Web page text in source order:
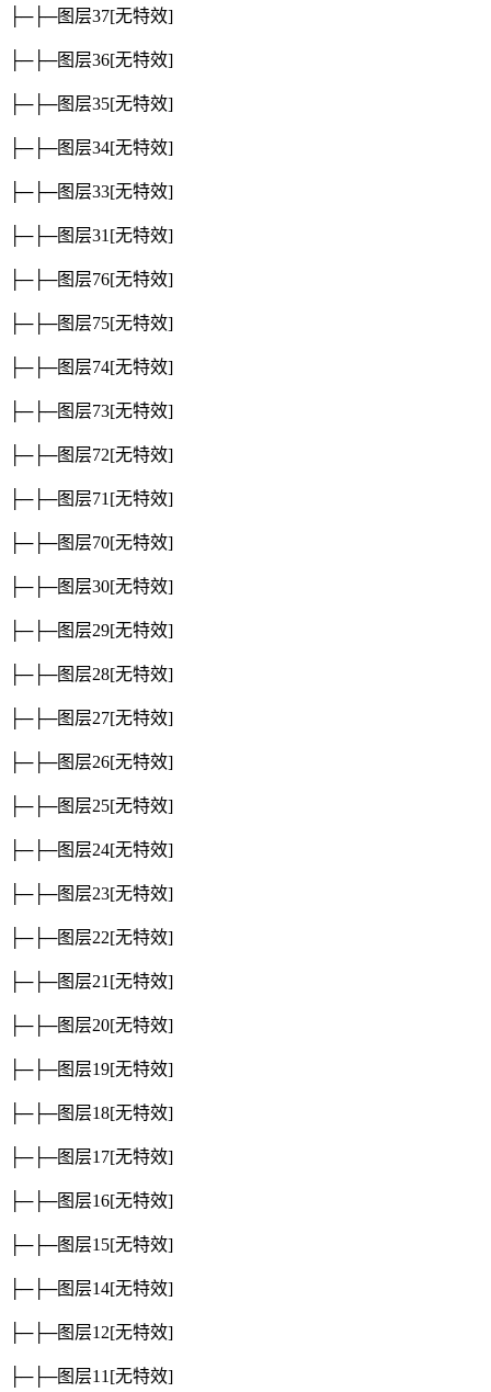
├─├─图层37[无特效]
├─├─图层36[无特效]
├─├─图层35[无特效]
├─├─图层34[无特效]
├─├─图层33[无特效]
├─├─图层31 [无特效]
├─├─图层76[无特效]
├─├─图层75[无特效]
├─├─图层74[无特效]
├─├─图层73[无特效]
├─├─图层72[无特效]
├─├─图层71 [无特效]
├─├─图层70[无特效]
├─├─图层30[无特效]
├─├─图层29[无特效]
├─├─图层28[无特效]
├─├─图层27[无特效]
├─├─图层26[无特效]
├─├─图层25[无特效]
├─├─图层24[无特效]
├─├─图层23[无特效]
├─├─图层22[无特效]
├─├─图层21 [无特效]
├─├─图层20[无特效]
├─├─图层19[无特效]
├─├─图层18[无特效]
├─├─图层17[无特效]
├─├─图层16[无特效]
├─├─图层15[无特效]
├─├─图层14[无特效]
├─├─图层12[无特效]
├─├─图层11 [无特效]